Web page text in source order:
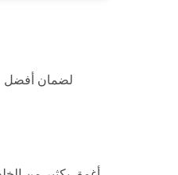
لضمان أفضل